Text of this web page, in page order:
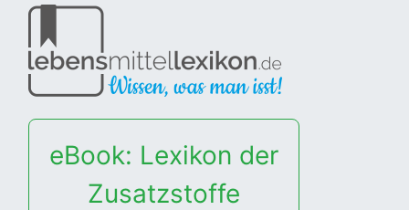
eBook: Lexikon der
Zusatzstoffe